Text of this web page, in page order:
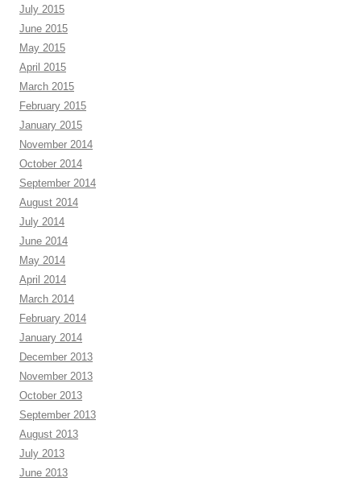
July 2015
June 2015
May 2015
April 2015
March 2015
February 2015
January 2015
November 2014
October 2014
September 2014
August 2014
July 2014
June 2014
May 2014
April 2014
March 2014
February 2014
January 2014
December 2013
November 2013
October 2013
September 2013
August 2013
July 2013
June 2013